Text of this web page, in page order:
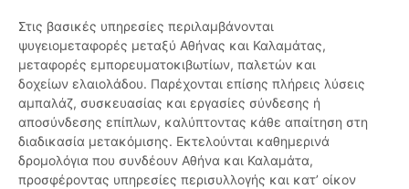
Στις βασικές υπηρεσίες περιλαμβάνονται
ψυγειομεταφορές μεταξύ Αθήνας και Καλαμάτας,
μεταφορές εμπορευματοκιβωτίων, παλετών και
δοχείων ελαιολάδου. Παρέχονται επίσης πλήρεις λύσεις
αμπαλάζ, συσκευασίας και εργασίες σύνδεσης ή
αποσύνδεσης επίπλων, καλύπτοντας κάθε απαίτηση στη
διαδικασία μετακόμισης. Εκτελούνται καθημερινά
δρομολόγια που συνδέουν Αθήνα και Καλαμάτα,
προσφέροντας υπηρεσίες περισυλλογής και κατ’ οίκον